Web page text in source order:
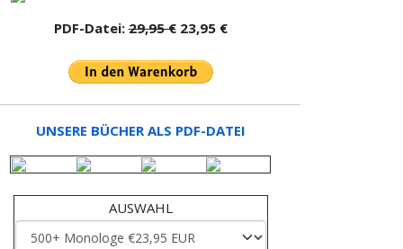
PDF-Datei:29,95 €23,95 €
UNSERE BÜCHER ALS PDF-DATEI
AUSWAHL